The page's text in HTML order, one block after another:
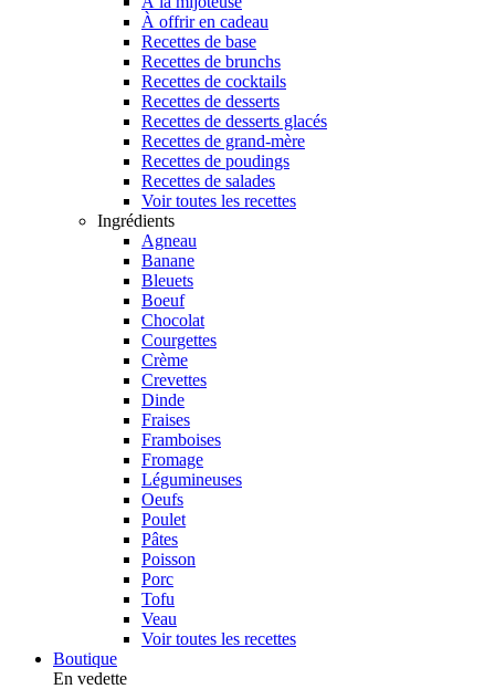
À offrir en cadeau
Recettes de base
Recettes de brunchs
Recettes de cocktails
Recettes de desserts
Recettes de desserts glacés
Recettes de grand-mère
Recettes de poudings
Recettes de salades
Voir toutes les recettes
Ingrédients
Agneau
Banane
Bleuets
Boeuf
Chocolat
Courgettes
Crème
Crevettes
Dinde
Fraises
Framboises
Fromage
Légumineuses
Oeufs
Poulet
Pâtes
Poisson
Porc
Tofu
Veau
Voir toutes les recettes
Boutique
En vedette